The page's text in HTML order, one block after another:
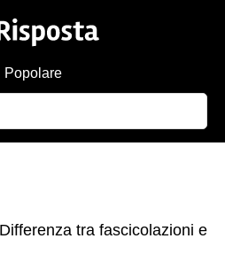
Popolare
Differenza tra fascicolazioni e